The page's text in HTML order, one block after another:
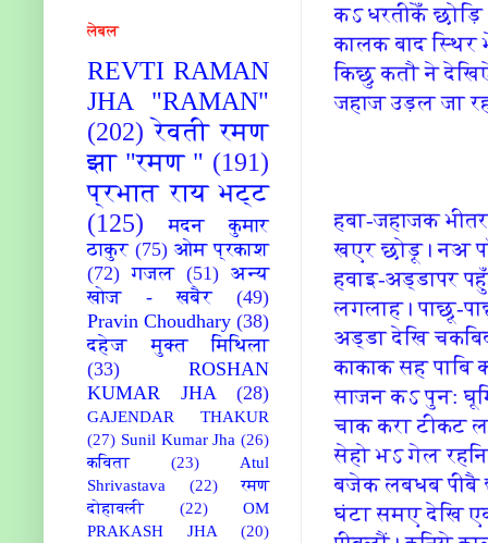
कऽ धरतीकेँ
कालक बाद
कि‍छु कतौ ने
जहाज उड़ल जा
हबा-जहाजक
खएर छोड़ू। नअ
हवाइ-अड्डापर
लगलाह। पाछू-
अड्डा देखि‍
काकाक सह
साजन कऽ पुन:
चाक करा टीकट
सेहो भऽ गेल
बजेक लबधब पीबै
घंटा समए देखि‍
लेबल
REVTI RAMAN
JHA "RAMAN"
(202) रेवती रमण
झा "रमण " (191)
प्रभात राय भट्ट
(125)
मदन कुमार
ठाकुर (75) ओम प्रकाश
(72) गजल (51) अन्य
खोज - खबैर
(49)
Pravin Choudhary (38)
दहेज मुक्त मिथिला
(33)
ROSHAN
KUMAR JHA
(28)
GAJENDAR THAKUR
(27) Sunil Kumar Jha (26)
कविता
(23)
Atul
Shrivastava
(22)
रमण
दोहावली
(22)
OM
PRAKASH JHA
(20)